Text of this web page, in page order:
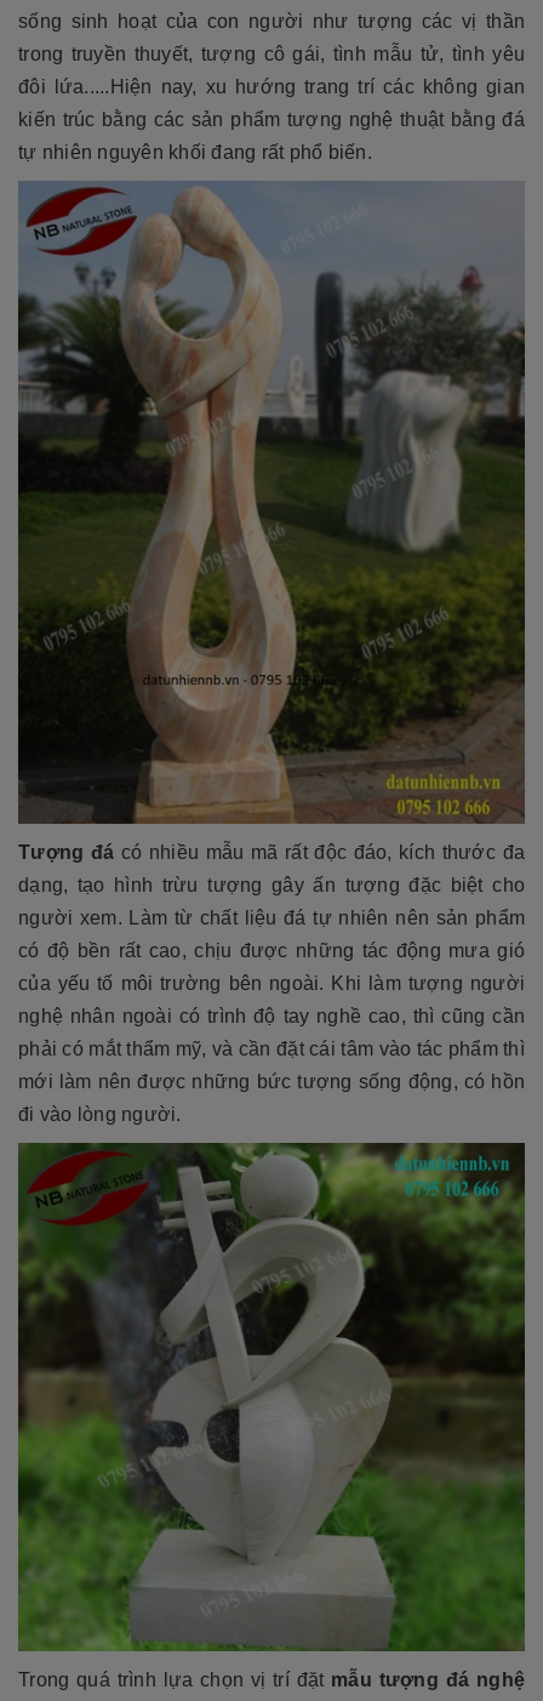
sống sinh hoạt của con người như tượng các vị thần
trong truyền thuyết, tượng cô gái, tình mẫu tử, tình yêu
đôi lứa.....Hiện nay, xu hướng trang trí các không gian
kiến trúc bằng các sản phẩm tượng nghệ thuật bằng đá
tự nhiên nguyên khối đang rất phổ biến.
Tượng đá có nhiều mẫu mã rất độc đáo, kích thước đa
dạng, tạo hình trừu tượng gây ấn tượng đặc biệt cho
người xem. Làm từ chất liệu đá tự nhiên nên sản phẩm
có độ bền rất cao, chịu được những tác động mưa gió
của yếu tố môi trường bên ngoài. Khi làm tượng người
nghệ nhân ngoài có trình độ tay nghề cao, thì cũng cần
phải có mắt thẩm mỹ, và cần đặt cái tâm vào tác phẩm thì
mới làm nên được những bức tượng sống động, có hồn
đi vào lòng người.
Trong quá trình lựa chọn vị trí đặt mẫu tượng đá nghệ